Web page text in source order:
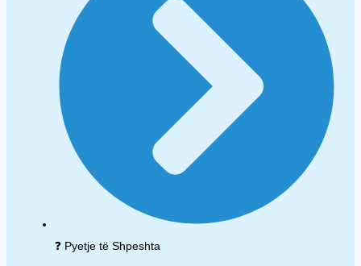
❓ Pyetje të Shpeshta